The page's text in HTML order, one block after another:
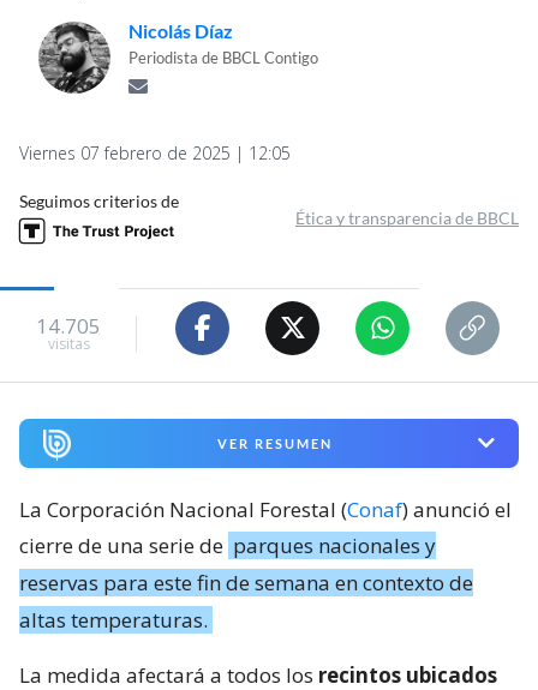
Nicolás Díaz
Periodista de BBCL Contigo
Viernes 07 febrero de 2025 | 12:05
Seguimos criterios de
Ética y transparencia de BBCL
14.705
visitas
VER RESUMEN
La Corporación Nacional Forestal (Conaf) anunció el
cierre de una serie de parques nacionales y
reservas para este fin de semana en contexto de
altas temperaturas.
La medida afectará a todos los recintos ubicados